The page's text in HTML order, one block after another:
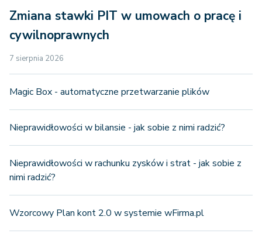
Zmiana stawki PIT w umowach o pracę i
cywilnoprawnych
7 sierpnia 2026
Magic Box - automatyczne przetwarzanie plików
Nieprawidłowości w bilansie - jak sobie z nimi radzić?
Nieprawidłowości w rachunku zysków i strat - jak sobie z
nimi radzić?
Wzorcowy Plan kont 2.0 w systemie wFirma.pl